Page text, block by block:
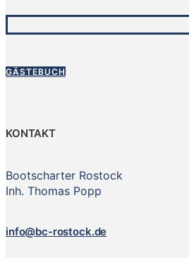
GÄSTEBUCH
KONTAKT
Bootscharter Rostock
Inh. Thomas Popp
info@bc-rostock.de